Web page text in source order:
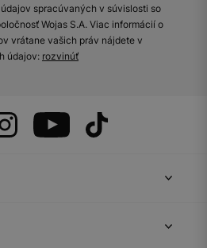
spracúvaných v súvislosti so
Wojas S.A. Viac informácií o
vrátane vašich práv nájdete v
údajov: rozvinúť